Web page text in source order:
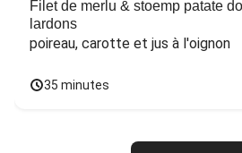
Filet de merlu & stoemp patate
lardons
poireau, carotte et jus à l'oignon
35 minutes